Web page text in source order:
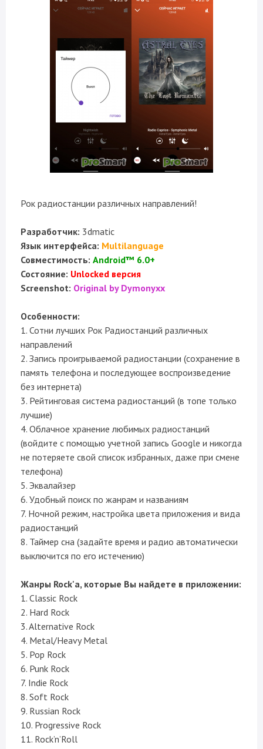
Рок радиостанции различных направлений!
Разработчик: 3dmatic
Язык интерфейса: Multilanguage
Совместимость: Android™ 6.0+
Состояние: Unlocked версия
Screenshot: Original by Dymonyxx
Особенности:
1. Сотни лучших Рок Радиостанций различных
направлений
2. Запись проигрываемой радиостанции (сохранение в
память телефона и последующее воспроизведение
без интернета)
3. Рейтинговая система радиостанций (в топе только
лучшие)
4. Облачное хранение любимых радиостанций
(войдите с помощью учетной запись Google и никогда
не потеряете свой список избранных, даже при смене
телефона)
5. Эквалайзер
6. Удобный поиск по жанрам и названиям
7. Ночной режим, настройка цвета приложения и вида
радиостанций
8. Таймер сна (задайте время и радио автоматически
выключится по его истечению)
Жанры Rock'а, которые Вы найдете в приложении:
1. Classic Rock
2. Hard Rock
3. Alternative Rock
4. Metal/Heavy Metal
5. Pop Rock
6. Punk Rock
7. Indie Rock
8. Soft Rock
9. Russian Rock
10. Progressive Rock
11. Rock’n’Roll